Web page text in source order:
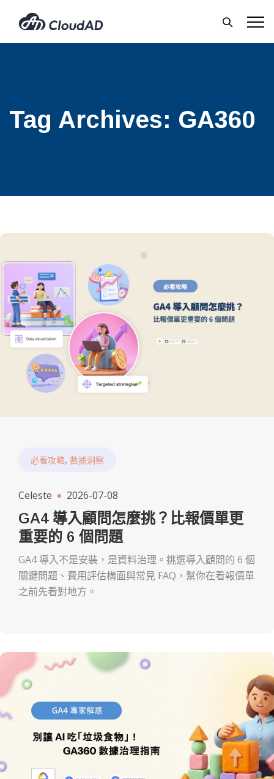
Tag Archives: GA360
必看攻略, 數據洞察
Celeste 2026-07-08
GA4 導入顧問怎麼挑？比報價單更
重要的 6 個問題
GA4 導入不是安裝，是資料治理。挑選導入顧問的 6 個
關鍵問題、費用評估構面與常見 FAQ，幫你在看報價單
之前先看對地方。